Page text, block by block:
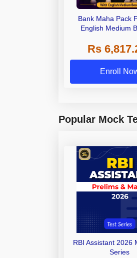
Bank Maha Pack
English Medium
Rs
Enroll
Popular Mock
RBI Assistant 2026
Series